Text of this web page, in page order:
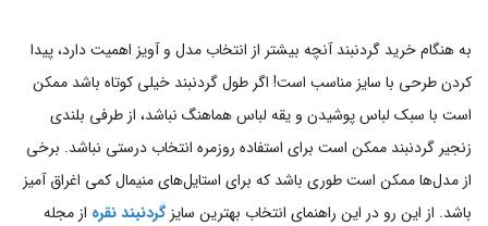
به هنگام خرید گردنبند آنچه بیشتر از انتخاب مدل و آویز اهمیت دارد، پیدا
کردن طرحی با سایز مناسب است! اگر طول گردنبند خیلی کوتاه باشد ممکن
است با سبک لباس پوشیدن و یقه لباس هماهنگ نباشد، از طرفی بلندی
زنجیر گردنبند ممکن است برای استفاده روزمره انتخاب درستی نباشد. برخی
از مدل‌ها ممکن است طوری باشد که برای استایل‌های منیمال کمی اغراق آمیز
باشد. از این رو در این راهنمای انتخاب بهترین سایزگردنبند نقره از مجله